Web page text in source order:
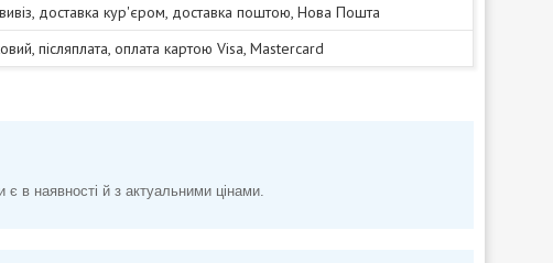
доставка кур'єром, доставка поштою, Нова Пошта
післяплата, оплата картою Visa, Mastercard
в наявності й з актуальними цінами.